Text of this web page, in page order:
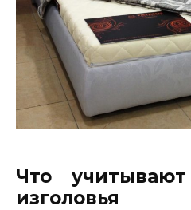
Что
изголовья